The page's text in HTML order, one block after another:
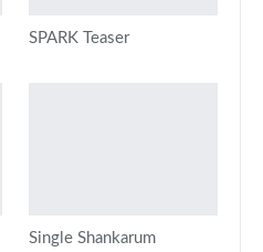
SPARK Teaser
Single Shankarum